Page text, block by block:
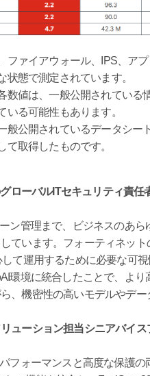
ファイアウォール、IPS、ア
状態で測定されています。
数値は、一般公開されている
る可能性もあります。
般公開されているデータシー
て取得したものです。
ローバルITセキュリティ責任
ン管理まで、ビジネスのあ
ています。フォーティネット
て運用するために必要な可
環境に統合したことで、よ
、機密性の高いモデルやデー
ューション担当シニアバイ
フォーマンスと高度な保護